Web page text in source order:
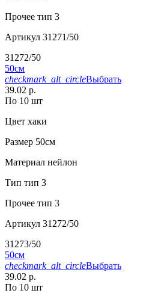
Прочее тип 3
Артикул 31271/50
31272/50
50см
checkmark_alt_circleВыбрать
39.02 р.
По 10 шт
Цвет хаки
Размер 50см
Материал нейлон
Тип тип 3
Прочее тип 3
Артикул 31272/50
31273/50
50см
checkmark_alt_circleВыбрать
39.02 р.
По 10 шт